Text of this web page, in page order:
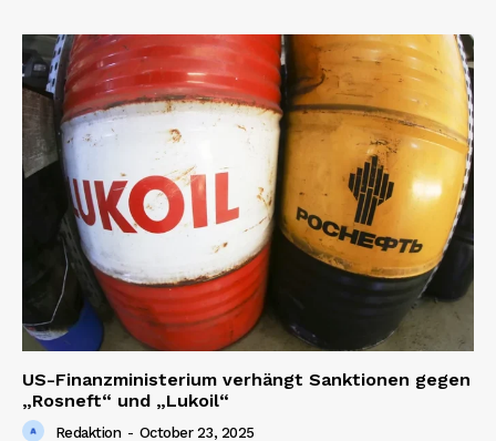
News Week
Magazine PRO
US-Finanzministerium verhängt Sanktionen gegen
„Rosneft“ und „Lukoil“
Redaktion - October 23, 2025